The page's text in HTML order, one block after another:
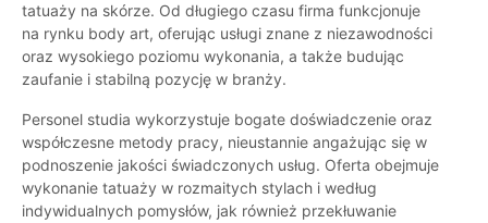
tatuaży na skórze. Od długiego czasu firma funkcjonuje
na rynku body art, oferując usługi znane z niezawodności
oraz wysokiego poziomu wykonania, a także budując
zaufanie i stabilną pozycję w branży.
Personel studia wykorzystuje bogate doświadczenie oraz
współczesne metody pracy, nieustannie angażując się w
podnoszenie jakości świadczonych usług. Oferta obejmuje
wykonanie tatuaży w rozmaitych stylach i według
indywidualnych pomysłów, jak również przekłuwanie